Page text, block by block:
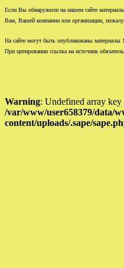
Если Вы обнаружили на нашем сайте
Вам, Вашей компании или организации,
На сайте могут быть опубликованы материалы
При цитировании ссылка на источник
Warning: Undefined array
/var/www/user658379/data/
content/uploads/.sape/